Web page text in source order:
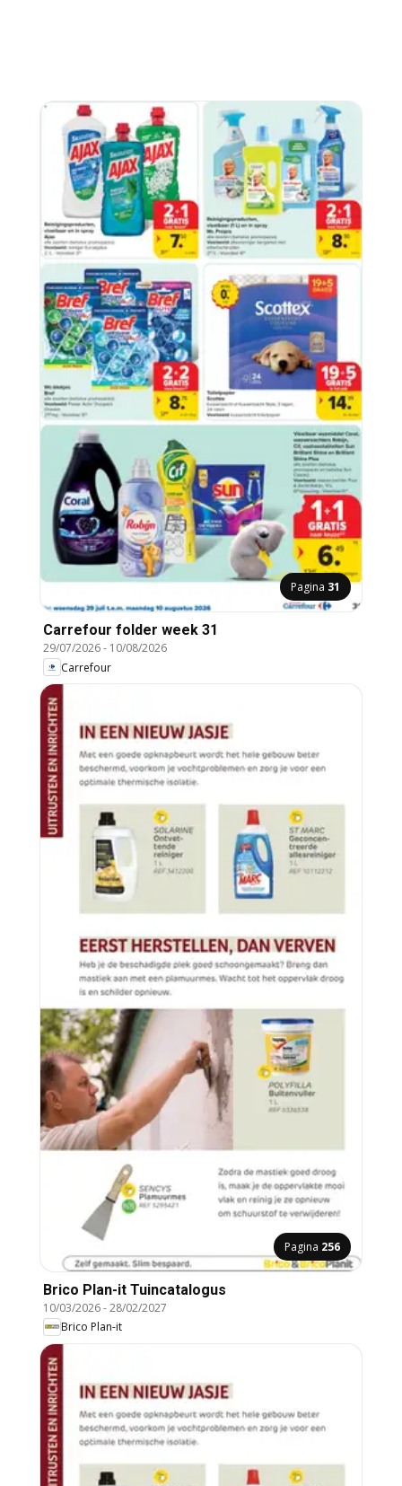
Pagina 31
Carrefour folder week 31
29/07/2026- 10/08/2026
Carrefour
Pagina 256
Brico Plan-it Tuincatalogus
10/03/2026-28/02/2027
Brico Plan-it